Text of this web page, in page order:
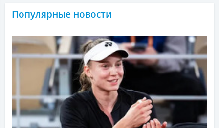
Популярные новости